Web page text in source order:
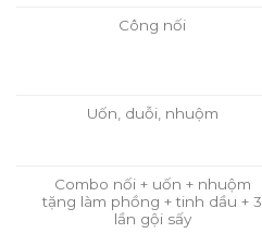
Công nối
Uốn, duỗi, nhuộm
Combo nối + uốn + nhuộm
tặng làm phồng + tinh dầu + 3
lần gội sấy